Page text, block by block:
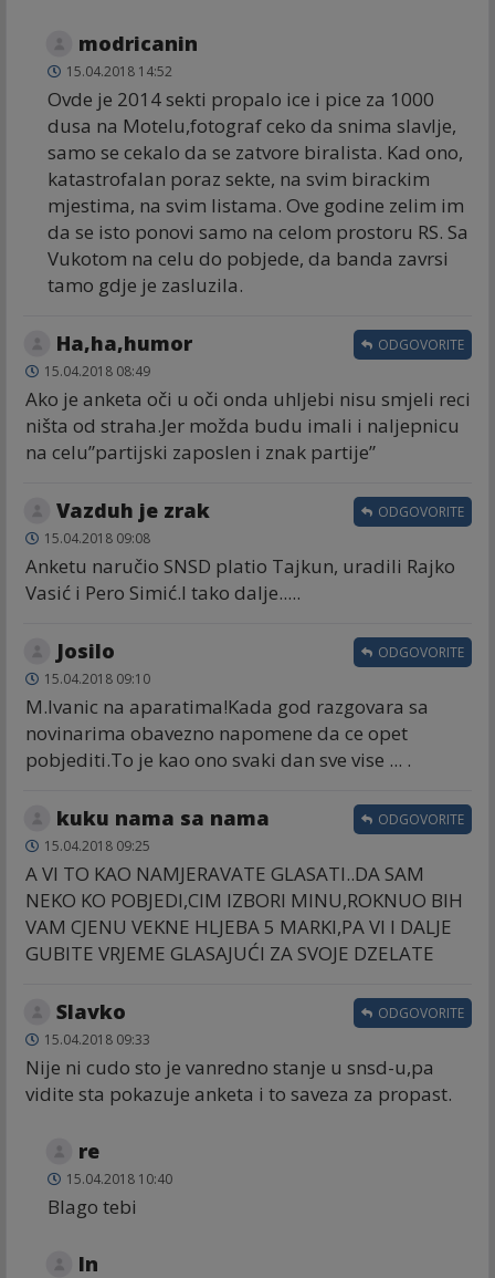
modricanin
15.04.2018 14:52
Ovde je 2014 sekti propalo ice i pice za 1000
dusa na Motelu,fotograf ceko da snima slavlje,
samo se cekalo da se zatvore biralista. Kad ono,
katastrofalan poraz sekte, na svim birackim
mjestima, na svim listama. Ove godine zelim im
da se isto ponovi samo na celom prostoru RS. Sa
Vukotom na celu do pobjede, da banda zavrsi
tamo gdje je zasluzila.
Ha,ha,humor
15.04.2018 08:49
Ako je anketa oči u oči onda uhljebi nisu smjeli reci
ništa od straha.Jer možda budu imali i naljepnicu
na celu”partijski zaposlen i znak partije”
ODGOVORITE
Vazduh je zrak
15.04.2018 09:08
Anketu naručio SNSD platio Tajkun, uradili Rajko
Vasić i Pero Simić.I tako dalje.....
ODGOVORITE
Josilo
15.04.2018 09:10
M.Ivanic na aparatima!Kada god razgovara sa
novinarima obavezno napomene da ce opet
pobjediti.To je kao ono svaki dan sve vise ... .
ODGOVORITE
kuku nama sa nama
15.04.2018 09:25
A VI TO KAO NAMJERAVATE GLASATI..DA SAM
NEKO KO POBJEDI,CIM IZBORI MINU,ROKNUO BIH
VAM CJENU VEKNE HLJEBA 5 MARKI,PA VI I DALJE
GUBITE VRJEME GLASAJUĆI ZA SVOJE DZELATE
ODGOVORITE
Slavko
15.04.2018 09:33
Nije ni cudo sto je vanredno stanje u snsd-u,pa
vidite sta pokazuje anketa i to saveza za propast.
ODGOVORITE
re
15.04.2018 10:40
Blago tebi
In